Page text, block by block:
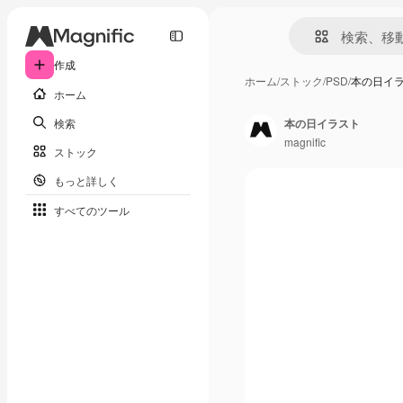
作成
ホーム
検索
ストック
もっと詳しく
すべてのツール
ホーム/ストック/PSD/本の日イ
本の日イラスト
magnific